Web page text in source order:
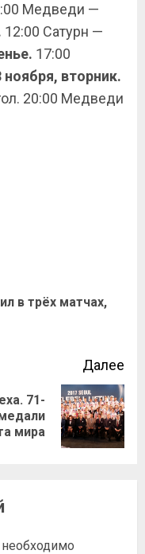
Медведи —
12:00 Сатурн —
17:00
ноября, вторник.
20:00 Медведи
в трёх матчах,
Далее
71-
мира